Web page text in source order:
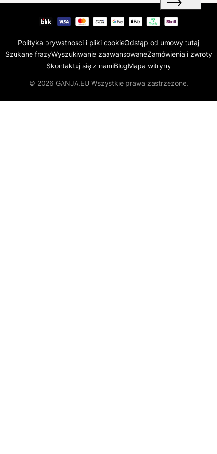
Polityka prywatności i pliki cookieOdstąp od umowy tutaj
Szukane frazyWyszukiwanie zaawansowaneZamówienia i zwroty
Skontaktuj się z namiBlogMapa witryny
© 2026 GANJA.EU Wszystkie prawa zastrzeżone.